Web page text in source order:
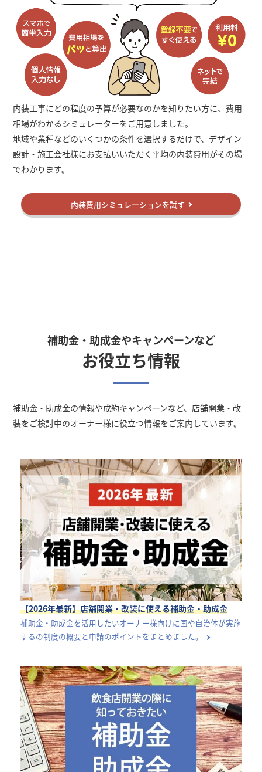
内装工事にどの程度の予算が必要なのかを知りたい方に、費用
相場がわかるシミュレーターをご用意しました。
地域や業種などのいくつかの条件を選択するだけで、デザイン
設計・施工会社様にお支払いいただく平均の内装費用がその場
でわかります。
内装費用シミュレーションを試す
補助金・助成金やキャンペーンなど
お役立ち情報
補助金・助成金の情報や成約キャンペーンなど、店舗開業・改
装をご検討中のオーナー様に役立つ情報をご案内しています。
【2026年最新】店舗開業・改装に使える補助金・助成金
補助金・助成金を活用したいオーナー様向けに国や自治体が実施
するの制度の概要と申請のポイントをまとめました。